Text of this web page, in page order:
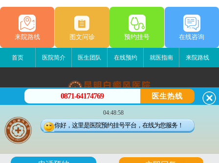
来院路线 图文问诊 预约挂号 在线咨询
首页 医院简介 医生团队 在线预约 就医指南 来院路线
昆明白癜风医院
昆明市五华区护国路2号
版权所有：昆明白癜风医院
滇公安备 53010202000563号
0871-64174769 医生热线
04:48:58
你好，这里是医院预约挂号平台，在线为您服务！